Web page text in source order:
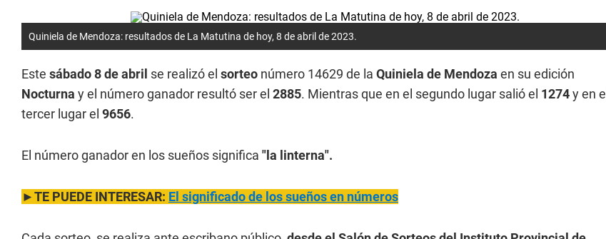
Quiniela de Mendoza: resultados de La Matutina de hoy, 8 de abril de 2023.
Este sábado 8 de abril se realizó el sorteo número 14629 de la Quiniela de Mendoza en su edición
Nocturna y el número ganador resultó ser el 2885. Mientras que en el segundo lugar salió el 1274y en el
tercer lugar el 9656.
El número ganador en los sueños significa "la linterna".
►TE PUEDE INTERESAR: El significado de los sueños en números